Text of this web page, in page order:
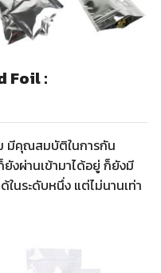
Foil :
มีคุณสมบัติในการกัน
งผ่านเข้ามาได้อยู่ ก็ยังมี
นระดับหนึ่ง แต่ไม่นานเท่า